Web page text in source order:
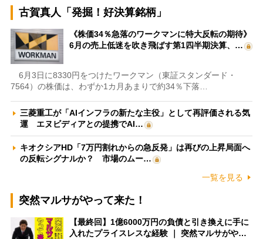
古賀真人「発掘！好決算銘柄」
《株価34％急落のワークマンに特大反転の期待》
6月の売上低迷を吹き飛ばす第1四半期決算、…
6月3日に8330円をつけたワークマン（東証スタンダード・
7564）の株価は、わずか1カ月あまりで約34％下落…
三菱重工が「AIインフラの新たな主役」として再評価される気
運 エヌビディアとの提携でAI…
キオクシアHD「7万円割れからの急反発」は再びの上昇局面へ
の反転シグナルか？ 市場のムー…
一覧を見る
突然マルサがやって来た！
【最終回】1億6000万円の負債と引き換えに手に
入れたプライスレスな経験 ｜ 突然マルサがや…